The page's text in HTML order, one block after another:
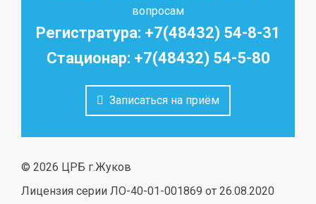
вопросам
Регистратура: +7(48432) 54-8-31
Стационар: +7(48432) 54-5-80
Записаться на приём
© 2026 ЦРБ г.Жуков
Лицензия серии ЛО-40-01-001869 от 26.08.2020